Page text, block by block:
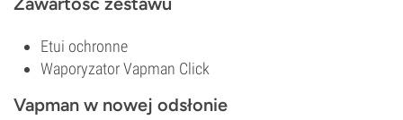
Etui ochronne
Waporyzator Vapman Click
Vapman w nowej odsłonie